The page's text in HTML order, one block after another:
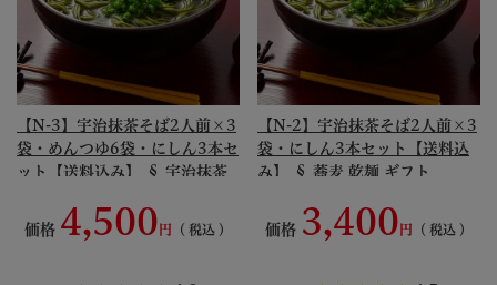
【N-3】宇治抹茶そば2人前×3
袋・めんつゆ6袋・にしん3本セ
ット【送料込み】 § 宇治抹茶
フト そばつゆ 年越し 094868-
komi
価格 4,500 税込
【N-2】宇治抹茶そば2人前×3
袋・にしん3本セット【送料込
み】 § 蕎麦 乾麺 ギフト
価格 3,400 税込